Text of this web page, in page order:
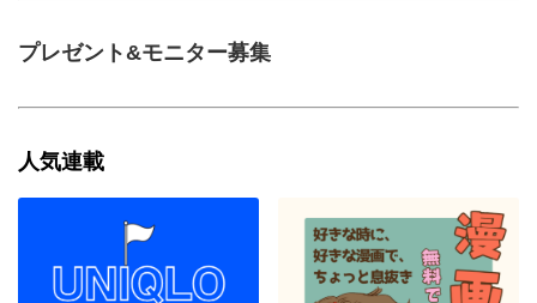
プレゼント&モニター募集
人気連載